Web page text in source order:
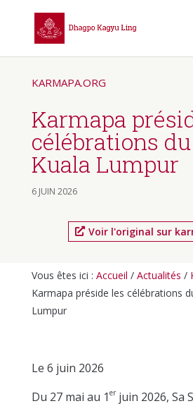
KARMAPA.ORG
Karmapa
célébrations
Kuala Lumpur
6 JUIN 2026
Voir l'original sur
Vous êtes ici : Accueil / Actualités /
Karmapa préside les célébrations
Lumpur
Le 6 juin 2026
Du 27 mai au 1 erjuin 2026, Sa